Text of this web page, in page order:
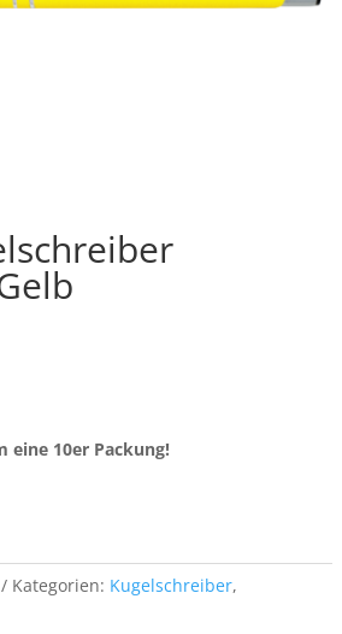
eine 10er Packung!
Kategorien: Kugelschreiber,